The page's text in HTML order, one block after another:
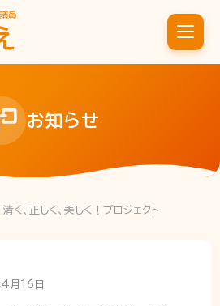
員
お知らせ
く、正しく、美しく！プロジェクト
月16日